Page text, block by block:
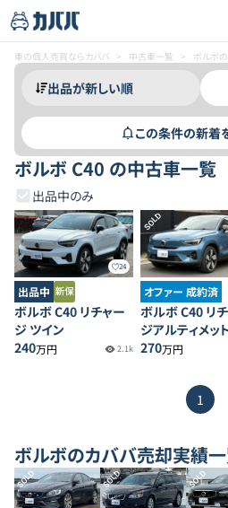
車の個人売買ならカババ > 中古車一覧 > ボルボ
この条件の新着
ボルボ C40 の中古車一覧
出品中のみ
24
出品中
ボルボ C40 リチャー
ジ ツイン
240万円 2.1k
SOLD
オファー 成約済
ボルボ C40 リ
ジアルティメッ
ンモーター
270万円
1
ボルボのカババ売却実績
SOLD SOLD SOLD